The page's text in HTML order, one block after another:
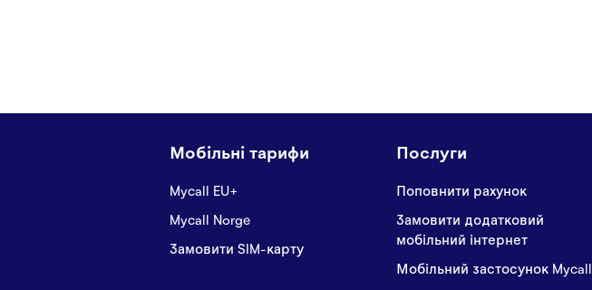
Мобільні тарифи
Mycall EU+
Mycall Norge
Замовити SIM-карту
Послуги
Поповнити рахунок
Замовити додатковий
мобільний інтернет
Мобільний застосунок Mycall